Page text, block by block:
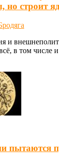
но строит
и
в том числе
пытаются